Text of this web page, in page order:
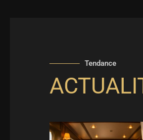
Tendance